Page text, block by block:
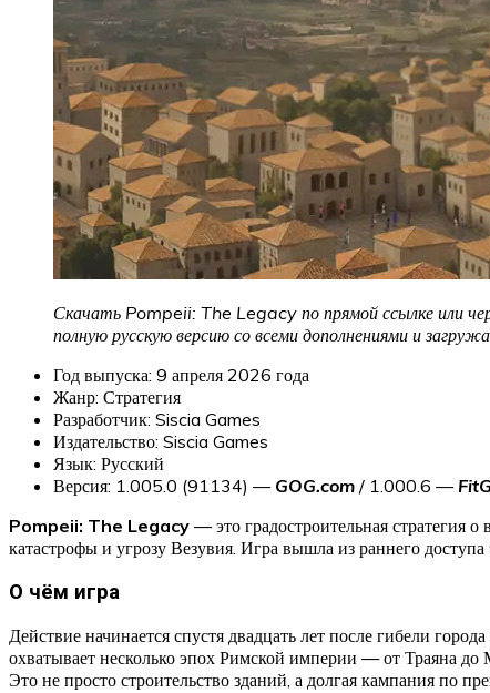
Скачать Pompeii: The Legacy по прямой ссылке или
полную русскую версию со всеми дополнениями и
Год выпуска: 9 апреля 2026 года
Жанр: Стратегия
Разработчик: Siscia Games
Издательство: Siscia Games
Язык: Русский
Версия: 1.005.0 (91134) — GOG.com / 1.000.6 —
Pompeii: The Legacy — это градостроительная стратегия
катастрофы и угрозу Везувия. Игра вышла из раннего
О чём игра
Действие начинается спустя двадцать лет после гибели
охватывает несколько эпох Римской империи — от Траяна
Это не просто строительство зданий, а долгая кампания по